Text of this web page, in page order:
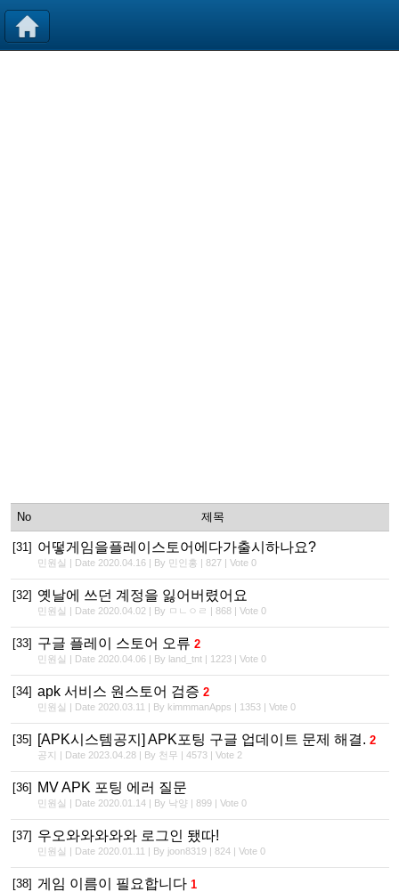
No 제목
[31] 어떻게임을플레이스토어에다가출시하나요?
민원실 | Date 2020.04.16 | By 민인홍 | 827 | Vote 0
[32] 옛날에 쓰던 계정을 잃어버렸어요
민원실 | Date 2020.04.02 | By ㅁㄴㅇㄹ | 868 | Vote 0
[33] 구글 플레이 스토어 오류 2
민원실 | Date 2020.04.06 | By land_tnt | 1223 | Vote 0
[34] apk 서비스 원스토어 검증 2
민원실 | Date 2020.03.11 | By kimmmanApps | 1353 | Vote 0
[35] [APK시스템공지] APK포팅 구글 업데이트 문제 해결. 2
공지 | Date 2023.04.28 | By 천무 | 4573 | Vote 2
[36] MV APK 포팅 에러 질문
민원실 | Date 2020.01.14 | By 낙양 | 899 | Vote 0
[37] 우오와와와와와 로그인 됐따!
민원실 | Date 2020.01.11 | By joon8319 | 824 | Vote 0
[38] 게임 이름이 필요합니다 1